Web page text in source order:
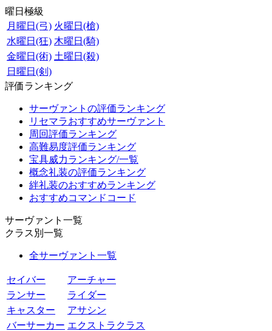
曜日極級
月曜日(弓) 火曜日(槍)
水曜日(狂) 木曜日(騎)
金曜日(術) 土曜日(殺)
日曜日(剣)
評価ランキング
サーヴァントの評価ランキング
リセマラおすすめサーヴァント
周回評価ランキング
高難易度評価ランキング
宝具威力ランキング/一覧
概念礼装の評価ランキング
絆礼装のおすすめランキング
おすすめコマンドコード
サーヴァント一覧
クラス別一覧
全サーヴァント一覧
セイバー
アーチャー
ランサー
ライダー
キャスター
アサシン
バーサーカー エクストラクラス